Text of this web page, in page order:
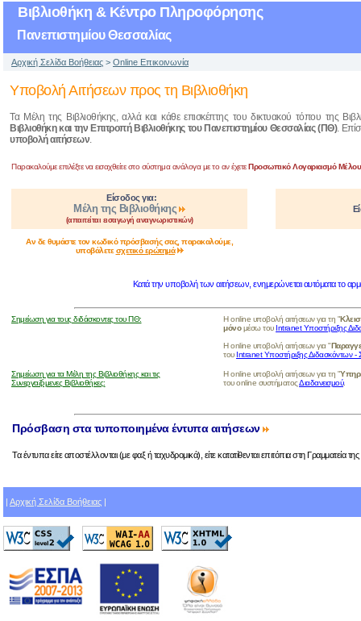
Βιβλιοθήκη & Κέντρο Πληροφόρησης
Πανεπιστημίου Θεσσαλίας
Αρχική Σελίδα Βοήθειας > Online Επικοινωνία
Υποβολή Αιτήσεων προς τη Βιβλιοθήκη
Τα Μέλη της Βιβλιοθήκης, αλλά και κάθε επισκέπτης του δικτυακού τόπου της
Βιβλιοθήκη και την Επιτροπή Βιβλιοθήκης του Πανεπιστημίου Θεσσαλίας (ΠΘ).
υποβολή αιτήσεων.
Παρακαλούμε επιλέξτε να εισαχθείτε στο σύστημα ανάλογα με το αν έχετεΠροσωπικό Λογαριασμό
Είσοδος για:
Μέλη της Βιβλιοθήκης
(απαιτείται εισαγωγή αναγνωριστικών)
Αν δε θυμάστε τον κωδικό πρόσβασής σας, παρακαλούμε,
υποβάλετεσχετικό ερώτημά
Κατά την υποβολή των αιτήσεων, ενημερώνεται αυτόματα το
Σημείωση για τους διδάσκοντες του ΠΘ: Η online υποβολή αιτήσεων για τη "
μόνομέσω του Intranet Υποστήριξης
Η online υποβολή αιτήσεων για "
του Intranet Υποστήριξης Διδασκόντων -
Σημείωση για τα Μέλη της Βιβλιοθήκης και τις
Συνεργαζόμενες Βιβλιοθήκες:
Η online υποβολή αιτήσεων για τη "
του online συστήματοςΔιαδανεισμού.
Πρόσβαση στα τυποποιημένα έντυπα αιτήσεων
Τα έντυπα είτε αποστέλλονται (με φαξ ή ταχυδρομικά), είτε κατατίθενται επιτόπια στη Γραμματεία
| Αρχική Σελίδα Βοήθειας |